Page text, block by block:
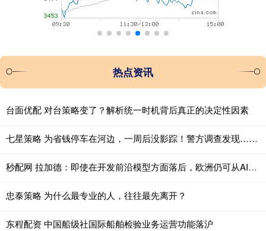
热点资讯
台面优配 对台策略变了？解析统一时机背后真正的决定性因素
七星策略 为省钱停车在河边，一周后没影踪！警方调查发现……
秒配网 拉加德：即使在开发前沿模型方面落后，欧洲仍可从AI中获益
忠泰策略 为什么最专业的人，往往最先离开？
东程配资 中国船级社国际船舶检验业务运营功能落沪